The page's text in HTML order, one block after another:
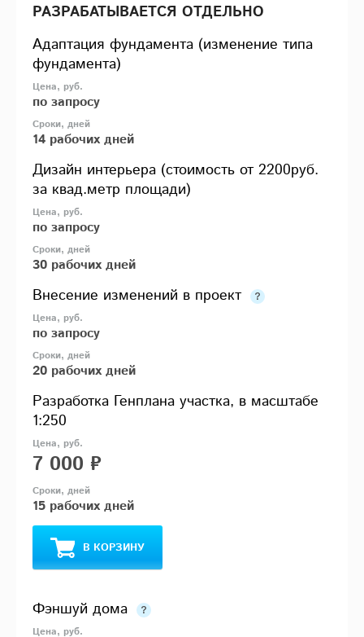
РАЗРАБАТЫВАЕТСЯ ОТДЕЛЬНО
Адаптация фундамента (изменение типа
фундамента)
по запросу
14 рабочих дней
Дизайн интерьера (стоимость от 2200руб.
за квад.метр площади)
по запросу
30 рабочих дней
Внесение изменений в проект
по запросу
20 рабочих дней
Разработка Генплана участка, в масштабе
1:250
7 000 ₽
15 рабочих дней
В КОРЗИНУ
Фэншуй дома